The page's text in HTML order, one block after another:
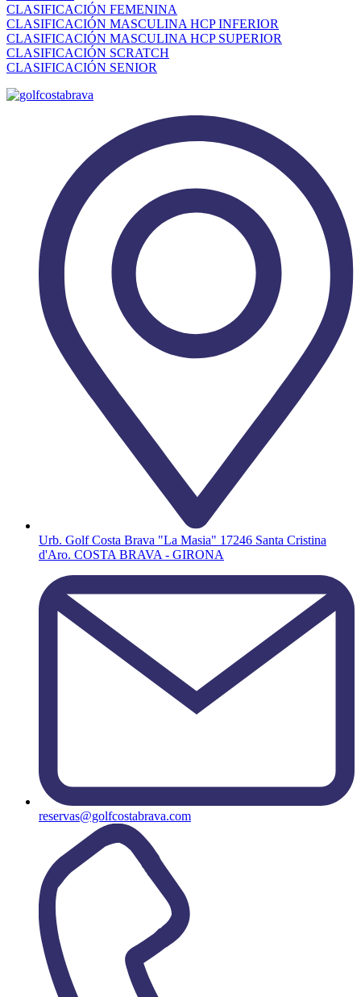
CLASIFICACIÓN FEMENINA
CLASIFICACIÓN MASCULINA HCP INFERIOR
CLASIFICACIÓN MASCULINA HCP SUPERIOR
CLASIFICACIÓN SCRATCH
CLASIFICACIÓN SENIOR
Urb. Golf Costa Brava "La Masia" 17246 Santa Cristina
d'Aro. COSTA BRAVA - GIRONA
reservas@golfcostabrava.com